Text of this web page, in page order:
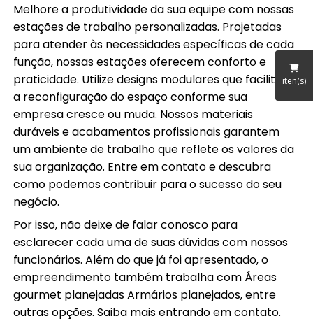
iten(s)
Melhore a produtividade da sua equipe com nossas
estações de trabalho personalizadas. Projetadas
para atender às necessidades específicas de cada
função, nossas estações oferecem conforto e
praticidade. Utilize designs modulares que facilitam
a reconfiguração do espaço conforme sua
empresa cresce ou muda. Nossos materiais
duráveis e acabamentos profissionais garantem
um ambiente de trabalho que reflete os valores da
sua organização. Entre em contato e descubra
como podemos contribuir para o sucesso do seu
negócio.
Por isso, não deixe de falar conosco para
esclarecer cada uma de suas dúvidas com nossos
funcionários. Além do que já foi apresentado, o
empreendimento também trabalha com Áreas
gourmet planejadas Armários planejados, entre
outras opções. Saiba mais entrando em contato.